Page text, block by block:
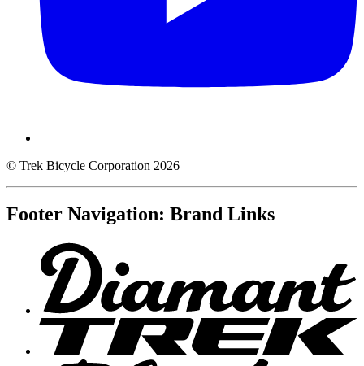
© Trek Bicycle Corporation 2026
Footer Navigation: Brand Links